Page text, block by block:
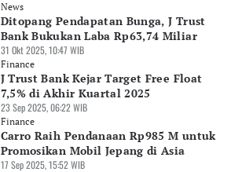
News
Ditopang Pendapatan Bunga, J Trust
Bank Bukukan Laba Rp63,74 Miliar
31 Okt 2025, 10:47 WIB
Finance
J Trust Bank Kejar Target Free Float
7,5% di Akhir Kuartal 2025
23 Sep 2025, 06:22 WIB
Finance
Carro Raih Pendanaan Rp985 M untuk
Promosikan Mobil Jepang di Asia
17 Sep 2025, 15:52 WIB